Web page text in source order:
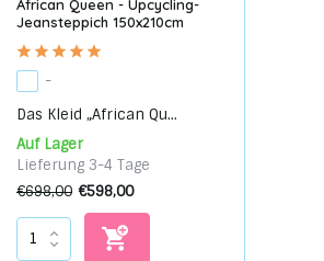
African Queen - Upcycling-
Jeansteppich 150x210cm
-
Das Kleid „African Qu...
Auf Lager
Lieferung 3-4 Tage
€698,00 €598,00